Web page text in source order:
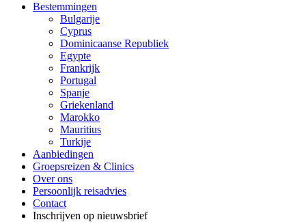
Bestemmingen
Bulgarije
Cyprus
Dominicaanse Republiek
Egypte
Frankrijk
Portugal
Spanje
Griekenland
Marokko
Mauritius
Turkije
Aanbiedingen
Groepsreizen & Clinics
Over ons
Persoonlijk reisadvies
Contact
Inschrijven op nieuwsbrief